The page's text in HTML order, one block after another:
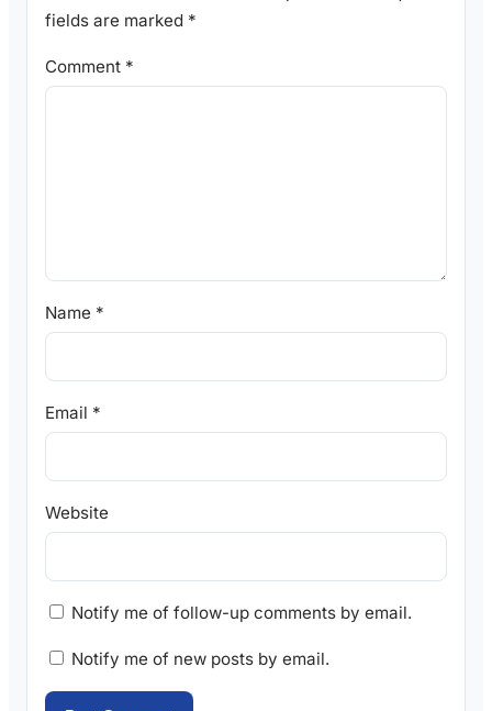
fields are marked *
Comment *
Name *
Email *
Website
Notify me of follow-up comments by email.
Notify me of new posts by email.